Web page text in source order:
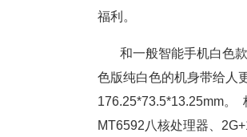
福利。
和一般智能手机白色
色版纯白色的机身带给人
176.25*73.5*13.25mm。
MT6592八核处理器、